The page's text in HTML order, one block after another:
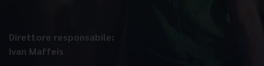
Direttore responsabile:
Ivan Maffeis